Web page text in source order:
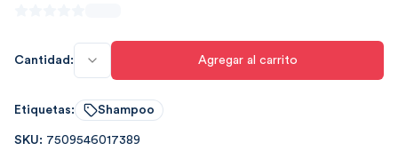
Cantidad: Agregar al carrito
Etiquetas: Shampoo
SKU: 7509546017389